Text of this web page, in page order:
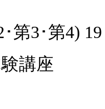
第3･第4)
講座